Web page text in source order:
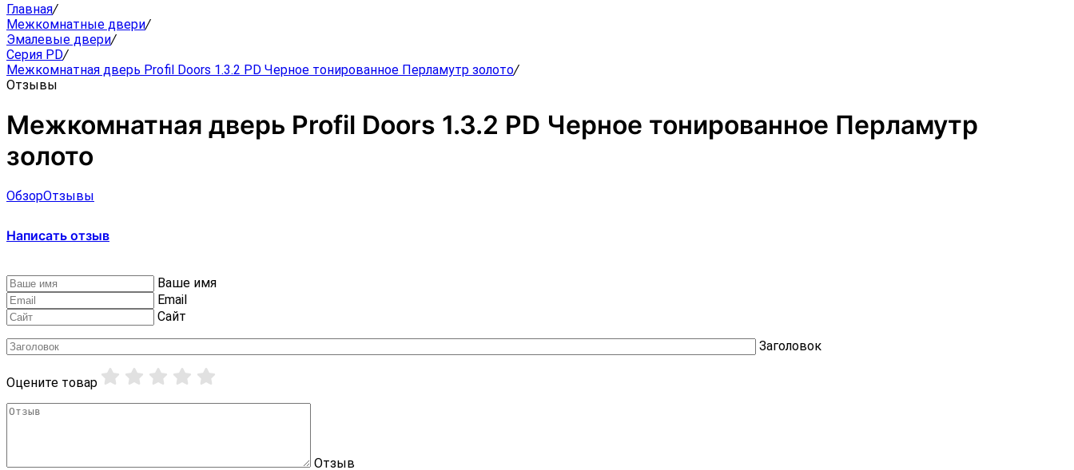
Главная/
Межкомнатные двери/
Эмалевые двери/
Серия PD/
Межкомнатная дверь Profil Doors 1.3.2 PD Черное тонированное Перламутр золото/
Отзывы
Межкомнатная дверь Profil Doors 1.3.2 PD Черное тонированное Перламутр
золото
ОбзорОтзывы
Написать отзыв
Ваше имя
Email
Сайт
Заголовок
Оцените товар
Отзыв